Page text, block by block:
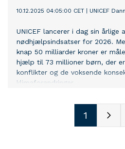
10.12.2025 04:05:00 CET UNICEF
UNICEF lancerer i dag sin årlige
nødhjælpsindsatser for 2026.
knap 50 milliarder kroner er
hjælp til 73 millioner børn, der
konflikter og de voksende
klimaforandringer.
1